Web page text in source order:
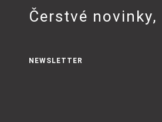
Čerstvé novinky,
NEWSLETTER